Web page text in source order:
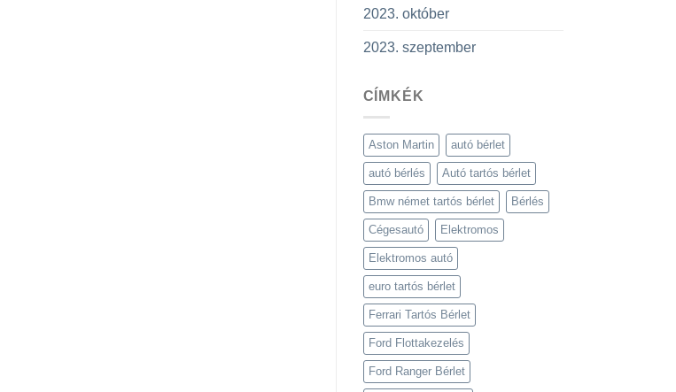
2023. október
2023. szeptember
CÍMKÉK
Aston Martin autó bérlet
autó bérlés Autó tartós bérlet
Bmw német tartós bérlet Bérlés
Cégesautó Elektromos
Elektromos autó
euro tartós bérlet
Ferrari Tartós Bérlet
Ford Flottakezelés
Ford Ranger Bérlet